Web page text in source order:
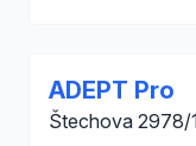
ADEPT Pro
Štechova 2978/